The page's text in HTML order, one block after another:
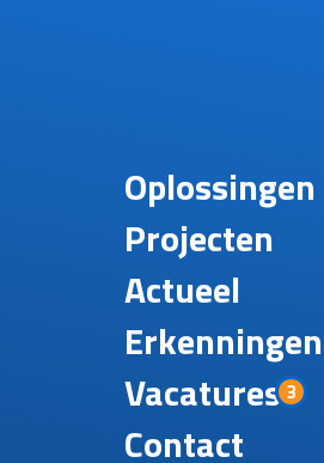
Oplossingen
Projecten
Actueel
Erkenningen
Vacatures 3
Contact